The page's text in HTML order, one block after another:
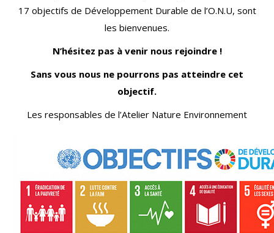
17 objectifs de Développement Durable de l’O.N.U, sont
les bienvenues.
N’hésitez pas à venir nous rejoindre !
Sans vous nous ne pourrons pas atteindre cet
objectif.
Les responsables de l’Atelier Nature Environnement